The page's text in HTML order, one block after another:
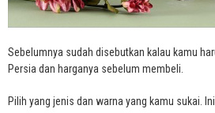
Sebelumnya sudah disebutkan kalau kamu
Persia dan harganya sebelum membeli.
Pilih yang jenis dan warna yang kamu sukai.